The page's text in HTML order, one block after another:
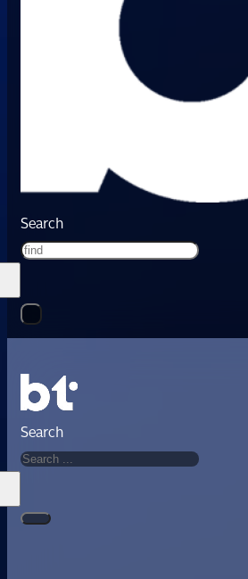
Search
Search